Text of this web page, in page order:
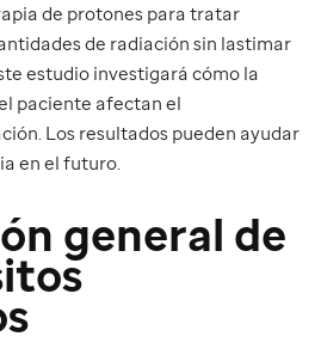
de protones para tratar
de radiación sin lastimar
estudio investigará cómo la
paciente afectan el
Los resultados pueden ayudar
en el futuro.
general de